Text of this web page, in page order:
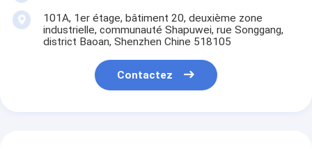
101A, 1er étage, bâtiment 20, deuxième zone
industrielle, communauté Shapuwei, rue Songgang,
district Baoan, Shenzhen Chine 518105
Contactez